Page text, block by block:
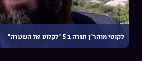
לקוטי מוהר”ן תורה ב 5 “לקלוע אל השערה”